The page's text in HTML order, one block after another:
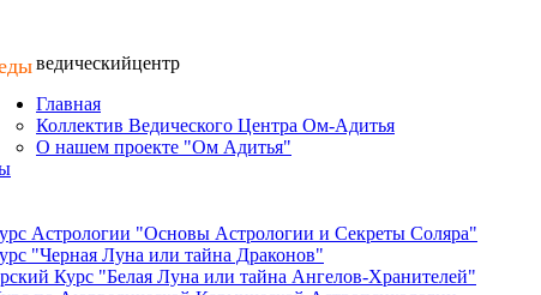
ведическийцентр
Главная
Коллектив Ведического Центра Ом-Адитья
О нашем проекте "Ом Адитья"
Астрологии "Основы Астрологии и Секреты Соляра"
"Черная Луна или тайна Драконов"
Курс "Белая Луна или тайна Ангелов-Хранителей"